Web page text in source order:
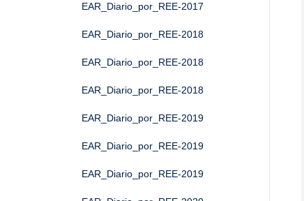
EAR_Diario_por_REE-2017
EAR_Diario_por_REE-2018
EAR_Diario_por_REE-2018
EAR_Diario_por_REE-2018
EAR_Diario_por_REE-2019
EAR_Diario_por_REE-2019
EAR_Diario_por_REE-2019